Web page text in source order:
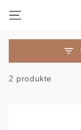
SPRINGEN
2 produkte